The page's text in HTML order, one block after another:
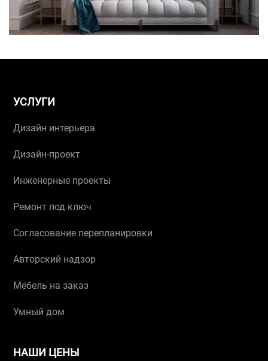
УСЛУГИ
Дизайн интерьера
Дизайн-проект
Инженерные проекты
Ремонт под ключ
Согласование перепланировки
Авторский надзор
Мебель на заказ
Умный дом
НАШИ ЦЕНЫ